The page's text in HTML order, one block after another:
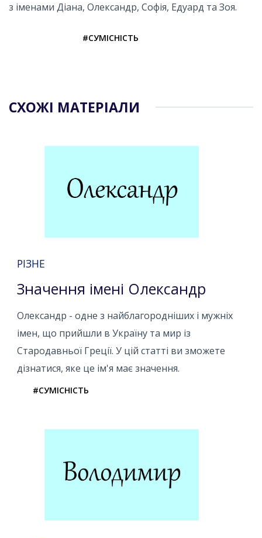
з іменами Діана, Олександр, Софія, Едуард та Зоя.
#СУМІСНІСТЬ
СХОЖІ МАТЕРІАЛИ
РІЗНЕ
Значення імені Олександр
Олександр - одне з найблагородніших і мужніх
імен, що прийшли в Україну та мир із
Стародавньої Греції. У цій статті ви зможете
дізнатися, яке це ім'я має значення.
#СУМІСНІСТЬ